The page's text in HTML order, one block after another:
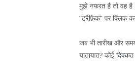
मुझे नफरत है तो वह
“ट्रैफ़िक” पर क्लिक
जब भी तारीख और
यातायात? कोई